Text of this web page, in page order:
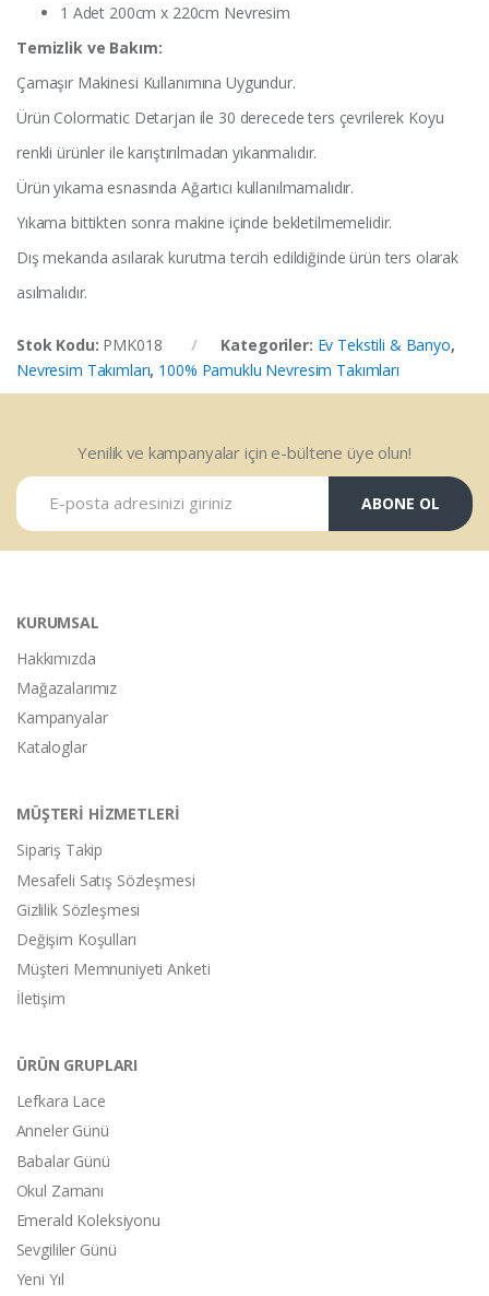
1 Adet 200cm x 220cm Nevresim
Temizlik ve Bakım:
Çamaşır Makinesi Kullanımına Uygundur.
Ürün Colormatic Detarjan ile 30 derecede ters çevrilerek Koyu
renkli ürünler ile karıştırılmadan yıkanmalıdır.
Ürün yıkama esnasında Ağartıcı kullanılmamalıdır.
Yıkama bittikten sonra makine içinde bekletilmemelidir.
Dış mekanda asılarak kurutma tercih edildiğinde ürün ters olarak
asılmalıdır.
Stok Kodu: PMK018 Kategoriler: Ev Tekstili & Banyo,
Nevresim Takımları, 100% Pamuklu Nevresim Takımları
Yenilik ve kampanyalar için e-bültene üye olun!
ABONE OL
KURUMSAL
Hakkımızda
Mağazalarımız
Kampanyalar
Kataloglar
MÜŞTERİ HİZMETLERİ
Sipariş Takip
Mesafeli Satış Sözleşmesi
Gizlilik Sözleşmesi
Değişim Koşulları
Müşteri Memnuniyeti Anketi
İletişim
ÜRÜN GRUPLARI
Lefkara Lace
Anneler Günü
Babalar Günü
Okul Zamanı
Emerald Koleksiyonu
Sevgililer Günü
Yeni Yıl